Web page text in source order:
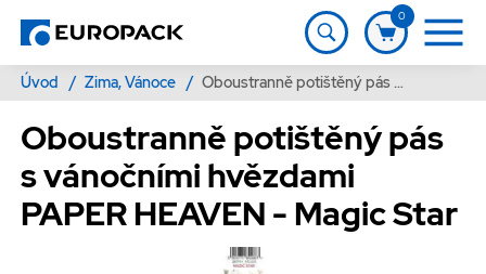
0
Úvod / Zima, Vánoce / Oboustranně potištěný pás s vánočními hvězdami PAPER HEAVEN - Magic Star
Oboustranně potištěný pás
s vánočními hvězdami
PAPER HEAVEN - Magic Star